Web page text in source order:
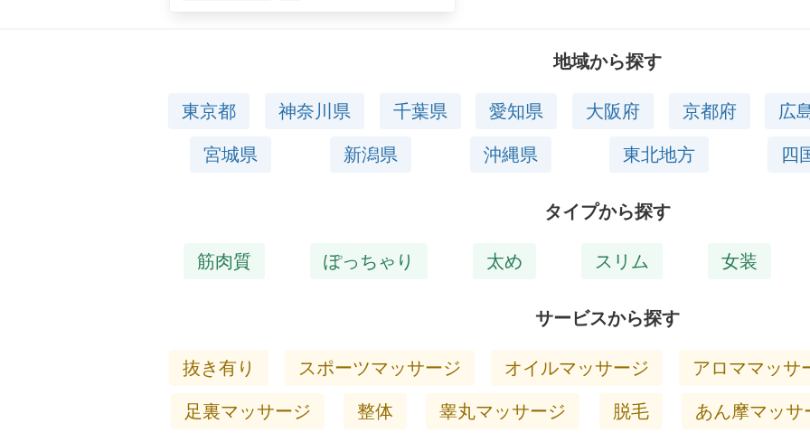
地域から探す
東京都 神奈川県 千葉県 愛知県 大阪府 京都府 広
宮城県
新潟県 沖縄県 東北地方 四
タイプから探す
筋肉質 ぽっちゃり 太め スリム 女装
サービスから探す
抜き有り スポーツマッサージ オイルマッサージ アロママッサ
足裏マッサージ
整体 睾丸マッサージ 脱毛 あん摩マッサ